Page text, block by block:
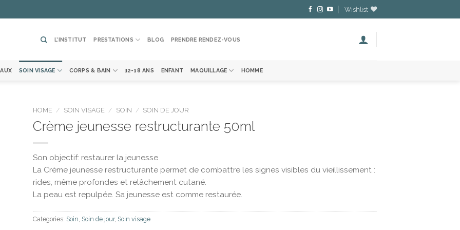
Wishlist
L’INSTITUT PRESTATIONS BLOG PRENDRE RENDEZ-VOUS
SOIN VISAGE CORPS & BAIN 12-18 ANS ENFANT MAQUILLAGE HOMME
HOME / SOIN VISAGE / SOIN / SOIN DE JOUR
Crème jeunesse restructurante 50ml
Son objectif: restaurer la jeunesse
La Crème jeunesse restructurante permet de combattre les signes visibles du vieillissement :
rides, même profondes et relâchement cutané.
La peau est repulpée. Sa jeunesse est comme restaurée.
Categories: Soin, Soin de jour, Soin visage